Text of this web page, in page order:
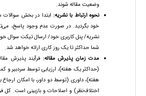
وضعیت مقاله شوند.
نحوه ارتباط با نشریه:ابتدا در بخش سوالات
خود بگردید. در صورت عدم وجود پاسخ،
نشریه/ پنل کاربری خود/ ارسال تیکت سوال
شما حداکثر تا یک روز کاری ارائه خواهد شد.
مدت زمان پذیرش مقاله: فرآیند پذیرش
(حداکثر یک هفته)، ارزیابی توسط سردبیر و
هفته)، داوری (توسط دو داور، با امکان
اختلاف‌نظر) و اصلاحات و بازبینی است. کل